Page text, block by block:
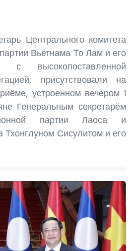
Центрального комитета
Вьетнама То Лам и его
с высокопоставленной
присутствовали на
устроенном вечером 1
Генеральным секретарём
партии Лаоса и
Тхонглуном Сисулитом и его